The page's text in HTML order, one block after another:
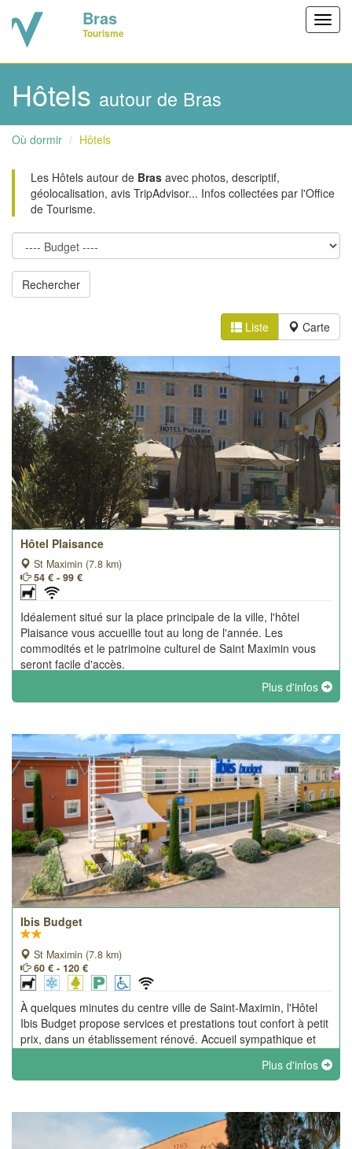
Bras
Tourisme
Hôtels autour de Bras
Où dormir Hôtels
Les Hôtels autour de Bras avec photos, descriptif,
géolocalisation, avis TripAdvisor... Infos collectées par l'Office
de Tourisme.
Liste Carte
Hôtel Plaisance
St Maximin (7.8 km)
54 € - 99 €
Idéalement situé sur la place principale de la ville, l'hôtel
Plaisance vous accueille tout au long de l'année. Les
commodités et le patrimoine culturel de Saint Maximin vous
seront facile d'accès.
Plus d'infos
Ibis Budget
St Maximin (7.8 km)
60 € - 120 €
À quelques minutes du centre ville de Saint-Maximin, l'Hôtel
Ibis Budget propose services et prestations tout confort à petit
prix, dans un établissement rénové. Accueil sympathique et
Plus d'infos